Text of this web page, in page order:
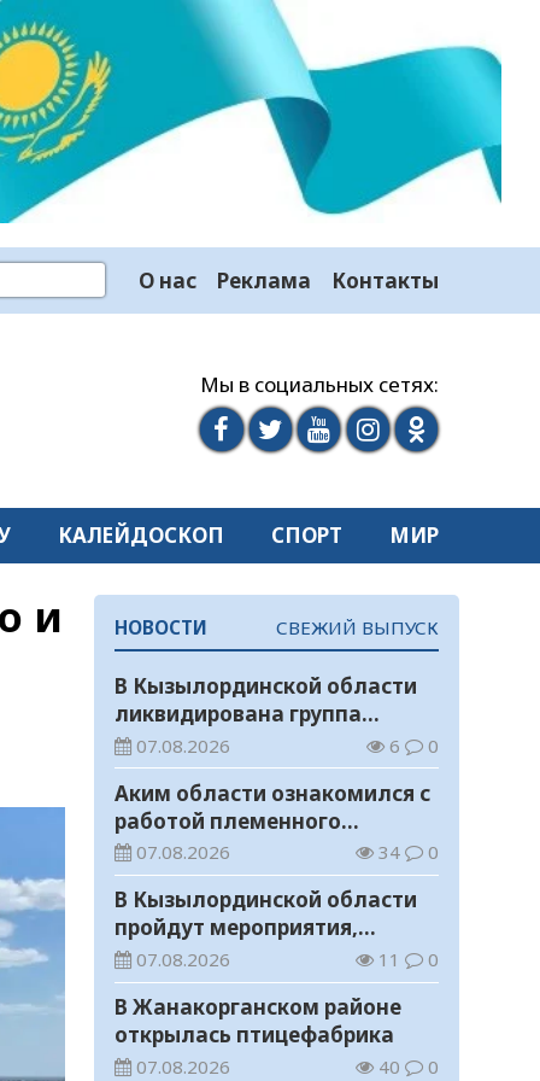
О нас Реклама Контакты
Мы в социальных сетях:
КАЛЕЙДОСКОП СПОРТ МИР
и
НОВОСТИ СВЕЖИЙ ВЫПУСК
В Кызылординской области
ликвидирована группа
нелегальных добытчиков
золота
07.08.2026 6 0
Аким области ознакомился с
работой племенного
хозяйства в Жанакорганском
районе
07.08.2026 34 0
В Кызылординской области
пройдут мероприятия,
посвященные
Международному дню
молодежи
07.08.2026 11 0
В Жанакорганском районе
открылась птицефабрика
07.08.2026 40 0